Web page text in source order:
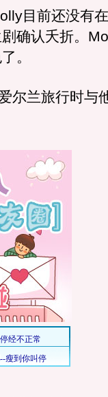
目前还没有
确认夭折。
。
兰旅行时与